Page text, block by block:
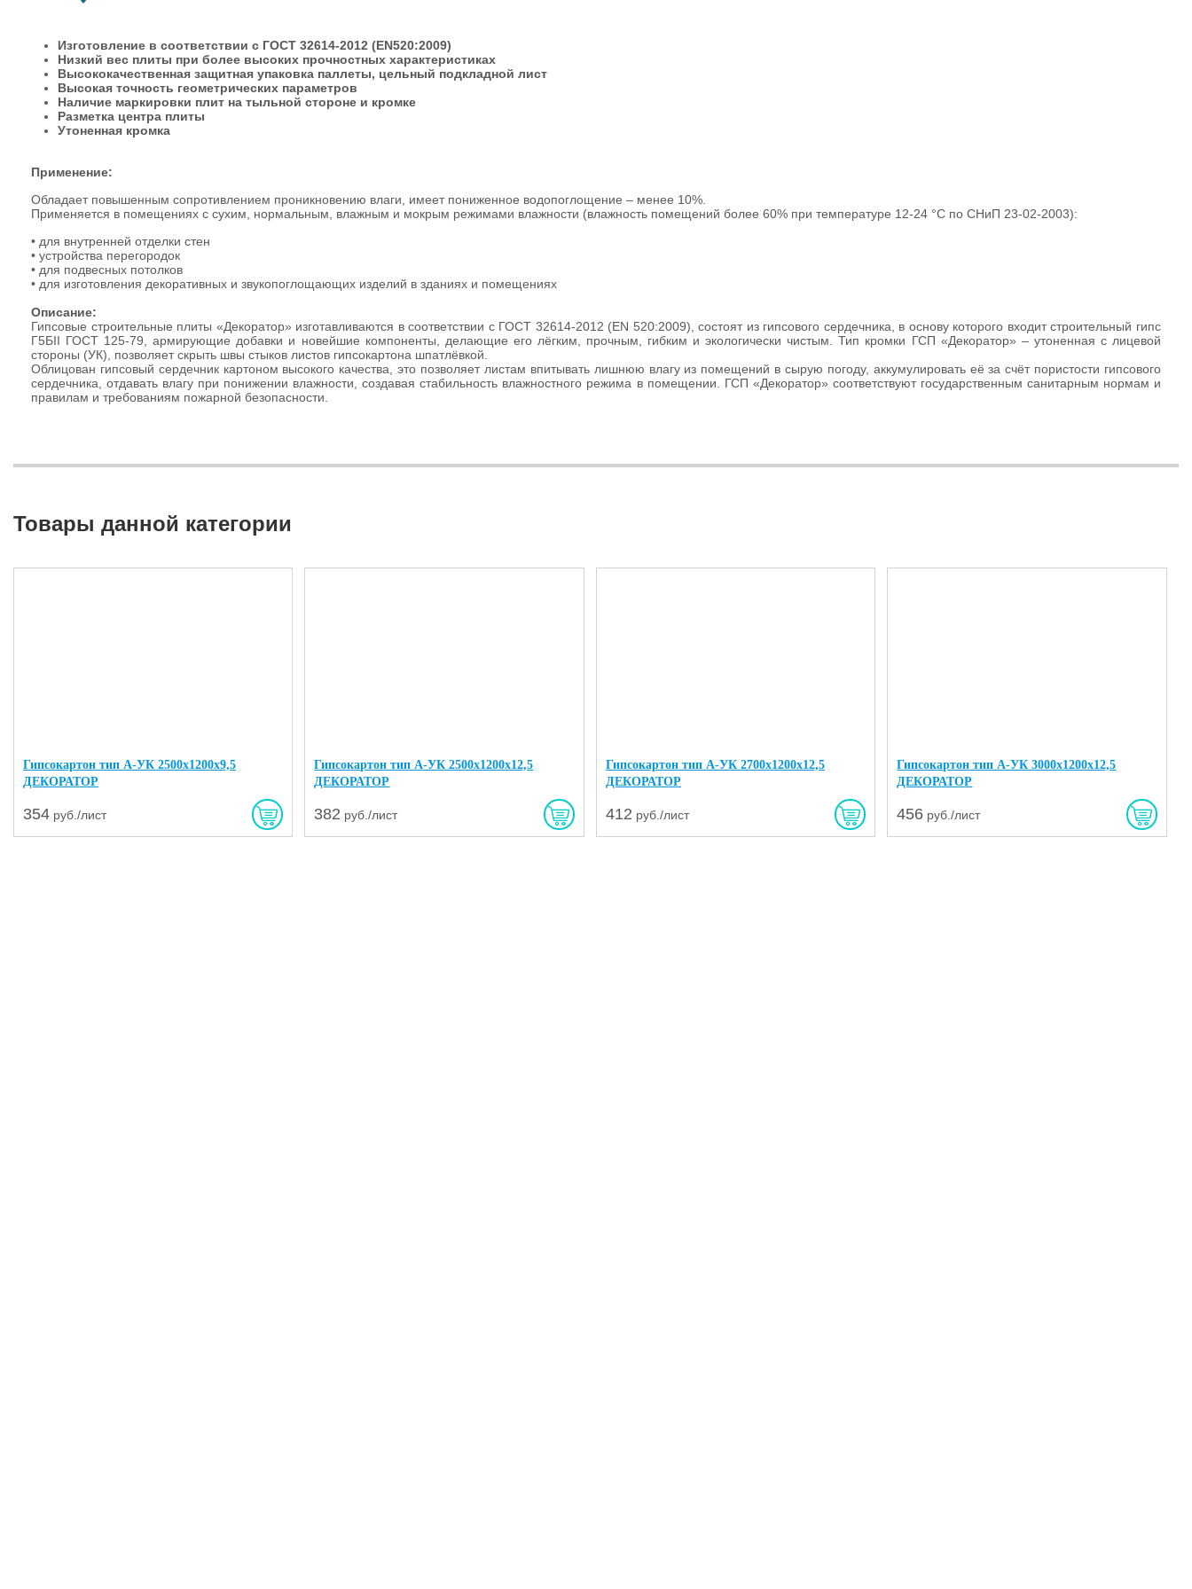
Изготовление в соответствии с ГОСТ 32614-2012 (EN520:2009)
Низкий вес плиты при более высоких прочностных характеристиках
Высококачественная защитная упаковка паллеты, цельный подкладной лист
Высокая точность геометрических параметров
Наличие маркировки плит на тыльной стороне и кромке
Разметка центра плиты
Утоненная кромка
Применение:
Обладает повышенным сопротивлением проникновению влаги, имеет пониженное водопоглощение – менее 10%.
Применяется в помещениях с сухим, нормальным, влажным и мокрым режимами влажности (влажность помещений более 60% при температуре 12-24 °С по СНиП 23-02-2003):
• для внутренней отделки стен
• устройства перегородок
• для подвесных потолков
• для изготовления декоративных и звукопоглощающих изделий в зданиях и помещениях
Описание:
Гипсовые строительные плиты «Декоратор» изготавливаются в соответствии с ГОСТ 32614-2012 (EN 520:2009), состоят из гипсового сердечника, в основу которого входит строительный гипс
Г5БII ГОСТ 125-79, армирующие добавки и новейшие компоненты, делающие его лёгким, прочным, гибким и экологически чистым. Тип кромки ГСП «Декоратор» – утоненная с лицевой
стороны (УК), позволяет скрыть швы стыков листов гипсокартона шпатлёвкой.
Облицован гипсовый сердечник картоном высокого качества, это позволяет листам впитывать лишнюю влагу из помещений в сырую погоду, аккумулировать её за счёт пористости гипсового
сердечника, отдавать влагу при понижении влажности, создавая стабильность влажностного режима в помещении. ГСП «Декоратор» соответствуют государственным санитарным нормам и
правилам и требованиям пожарной безопасности.
Товары данной категории
Гипсокартон тип А-УК 2500х1200х9,5
ДЕКОРАТОР
354 руб./лист
Гипсокартон тип А-УК 2500х1200х12,5
ДЕКОРАТОР
382 руб./лист
Гипсокартон тип А-УК 2700х1200х12,5
ДЕКОРАТОР
412 руб./лист
Гипсокартон тип А-УК 3000х1200х12,5
ДЕКОРАТОР
456 руб./лист